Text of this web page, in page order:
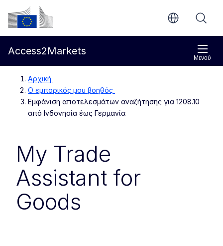
Απευθείας μετάβαση στο κύριο περιεχόμενο
Ευρωπαϊκή Επιτροπή
Μενού
Access2Markets
Αρχική
Ο εμπορικός μου βοηθός
Εμφάνιση αποτελεσμάτων αναζήτησης για 1208.10
από Ινδονησία έως Γερμανία
My Trade
Assistant for
Goods